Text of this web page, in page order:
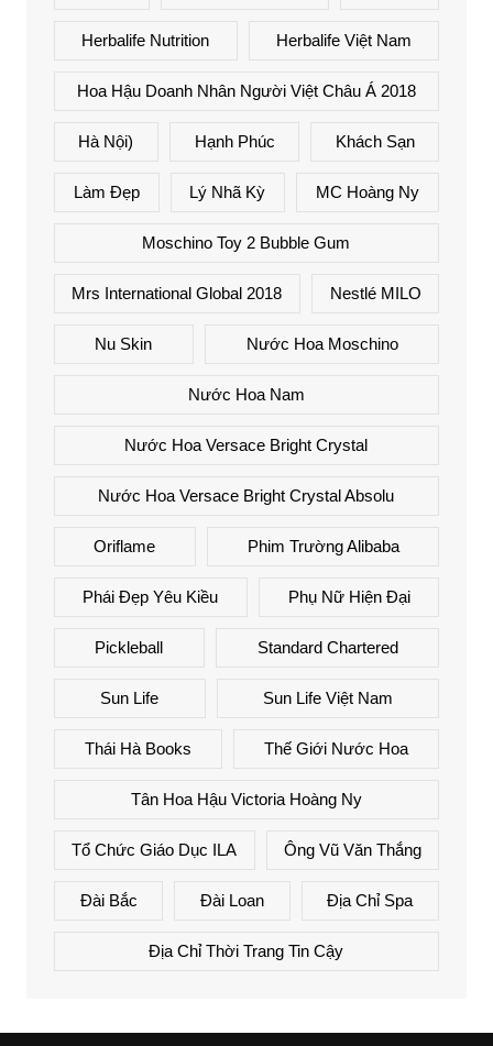
Herbalife Nutrition Herbalife Việt Nam
Hoa Hậu Doanh Nhân Người Việt Châu Á 2018
Hà Nội) Hạnh Phúc Khách Sạn
Làm Đẹp Lý Nhã Kỳ MC Hoàng Ny
Moschino Toy 2 Bubble Gum
Mrs International Global 2018 Nestlé MILO
Nu Skin Nước Hoa Moschino
Nước Hoa Nam
Nước Hoa Versace Bright Crystal
Nước Hoa Versace Bright Crystal Absolu
Oriflame Phim Trường Alibaba
Phái Đẹp Yêu Kiều Phụ Nữ Hiện Đại
Pickleball Standard Chartered
Sun Life Sun Life Việt Nam
Thái Hà Books Thế Giới Nước Hoa
Tân Hoa Hậu Victoria Hoàng Ny
Tổ Chức Giáo Dục ILA Ông Vũ Văn Thắng
Đài Bắc Đài Loan Địa Chỉ Spa
Địa Chỉ Thời Trang Tin Cậy